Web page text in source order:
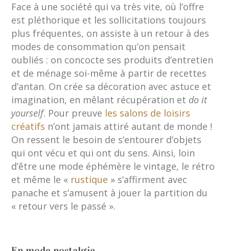
Face à une société qui va très vite, où l’offre
est pléthorique et les sollicitations toujours
plus fréquentes, on assiste à un retour à des
modes de consommation qu’on pensait
oubliés : on concocte ses produits d’entretien
et de ménage soi-même à partir de recettes
d’antan. On crée sa décoration avec astuce et
imagination, en mêlant récupération et do it
yourself. Pour preuve les salons de loisirs
créatifs n’ont jamais attiré autant de monde !
On ressent le besoin de s’entourer d’objets
qui ont vécu et qui ont du sens. Ainsi, loin
d’être une mode éphémère le vintage, le rétro
et même le « rustique » s’affirment avec
panache et s’amusent à jouer la partition du
« retour vers le passé ».